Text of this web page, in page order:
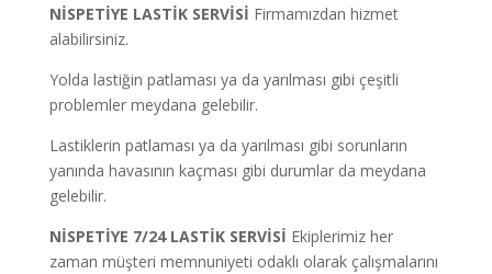
NİSPETİYE LASTİK SERVİSİ Firmamızdan hizmet
alabilirsiniz.
Yolda lastiğin patlaması ya da yarılması gibi çeşitli
problemler meydana gelebilir.
Lastiklerin patlaması ya da yarılması gibi sorunların
yanında havasının kaçması gibi durumlar da meydana
gelebilir.
NİSPETİYE 7/24 LASTİK SERVİSİ Ekiplerimiz her
zaman müşteri memnuniyeti odaklı olarak çalışmalarını